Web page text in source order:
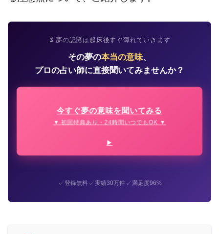
⏳ 夢の記憶は起床後すぐ薄れていきます
その夢の本当の意味、
プロの占い師に直接聞いてみませんか？
今すぐ夢の意味を聞いてみる
▼ 初回特典あり・24時間いつでもOK ▼
✓登録無料✓実績30万件✓満足度96%